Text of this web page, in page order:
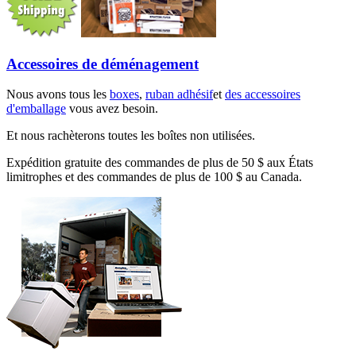
Accessoires de déménagement
Nous avons tous les boxes, ruban adhésifetdes accessoires
d'emballage vous avez besoin.
Et nous rachèterons toutes les boîtes non utilisées.
Expédition gratuite des commandes de plus de 50 $ aux États
limitrophes et des commandes de plus de 100 $ au Canada.